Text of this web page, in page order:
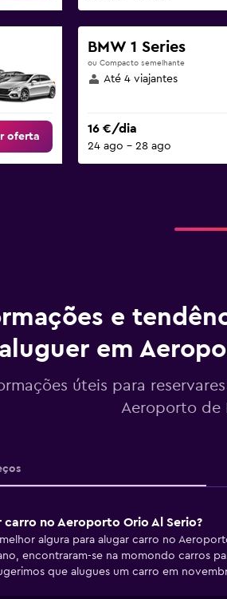
oferta
BMW 1 Series
ou Compacto semelhante
Até 4 viajantes
16 €/dia
24 ago – 28 ago
e
em
úteis para
Aeroporto de
no Aeroporto Orio Al Serio?
algura para alugar carro no
encontraram-se na momondo carros
que alugues um carro em